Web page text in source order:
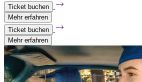
Ticket buchen
Mehr erfahren
Ticket buchen
Mehr erfahren